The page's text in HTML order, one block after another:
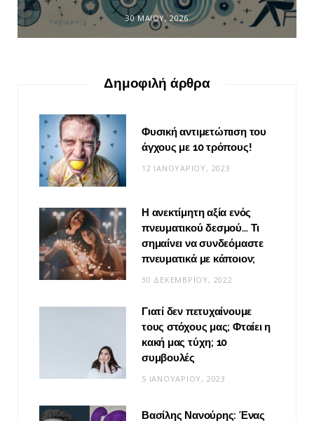
30 ΜΑΪ́ΟΥ, 2026
Δημοφιλή άρθρα
Φυσική αντιμετώπιση του
άγχους με 10 τρόπους!
12 ΙΑΝΟΥΑΡΊΟΥ, 2023
Η ανεκτίμητη αξία ενός
πνευματικού δεσμού… Τι
σημαίνει να συνδεόμαστε
πνευματικά με κάποιον;
30 ΔΕΚΕΜΒΡΊΟΥ, 2022
Γιατί δεν πετυχαίνουμε
τους στόχους μας; Φταίει η
κακή μας τύχη; 10
συμβουλές
5 ΙΑΝΟΥΑΡΊΟΥ, 2023
Βασίλης Νανούρης: Ένας